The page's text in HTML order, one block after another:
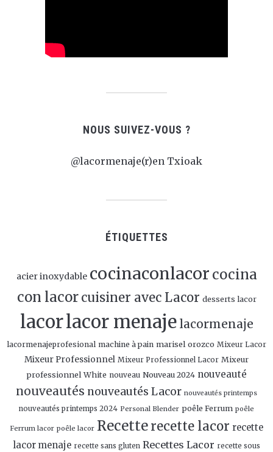
NOUS SUIVEZ-VOUS ?
@lacormenaje(r)en Txioak
ÉTIQUETTES
acier inoxydable cocinaconlacor cocina
con lacor cuisiner avec Lacor desserts lacor
lacorlacor menaje lacormenaje
lacormenajeprofesional machine à pain marisel orozco Mixeur Lacor
Mixeur Professionnel Mixeur Professionnel Lacor Mixeur
professionnel White nouveau Nouveau 2024 nouveauté
nouveautés nouveautés Lacor nouveautés printemps
nouveautés printemps 2024 Personal Blender poêle Ferrum poêle
Ferrum lacor poêle lacor Recetterecette lacor recette
lacor menaje recette sans gluten Recettes Lacor recette sous